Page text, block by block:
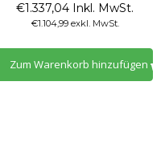
€1.337,04 Inkl. MwSt.
€1.104,99 exkl. MwSt.
Zum Warenkorb hinzufügen